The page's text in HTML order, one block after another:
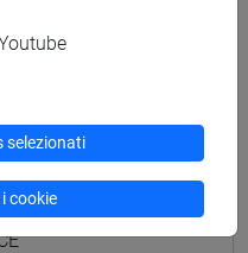
OF
selezionati
cookie